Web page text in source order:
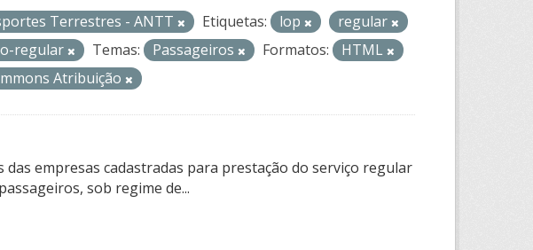
Terrestres - ANTT Etiquetas: lop
regular
regular Temas: Passageiros Formatos:
HTML
Atribuição
empresas cadastradas para prestação do serviço regular
sob regime de...